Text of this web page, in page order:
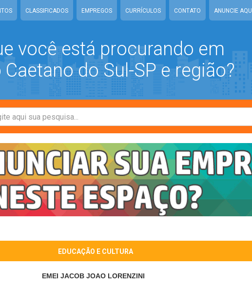
CLASSIFICADOS EMPREGOS CURRÍCULOS CONTATO ANUNCIE AQUI
você está procurando em
do Sul-SP e região?
EDUCAÇÃO E CULTURA
EMEI JACOB JOAO LORENZINI